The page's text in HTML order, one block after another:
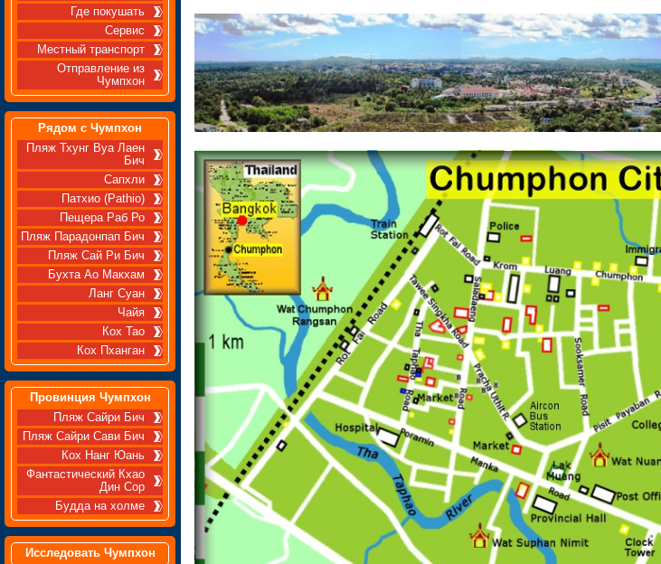
Где покушать
Сервис
Местный транспорт
Отправление из
Чумпхон
Рядом с Чумпхон
Пляж Тхунг Вуа Лаен
Бич
Сапхли
Патхио (Pathio)
Пещера Раб Ро
Пляж Парадонпап Бич
Пляж Сай Ри Бич
Бухта Ао Макхам
Ланг Суан
Чайя
Кох Тао
Кох Пханган
Провинция Чумпхон
Пляж Сайри Бич
Пляж Сайри Сави Бич
Кох Нанг Юань
Фантастический Кхао
Дин Сор
Будда на холме
Исследовать Чумпхон